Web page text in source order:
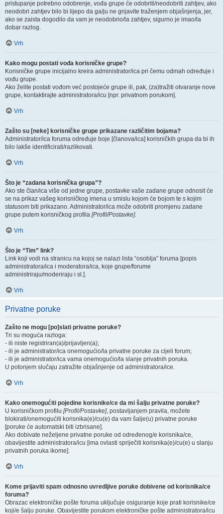
pristupanje potrebno odobrenje, vođa grupe će odobriti/neodobriti zahtjev, ako
neodobri zahtjev bilo bi lijepo da ga/ju ne gnjavite traženjem objašnjenja, jer,
ako se zaista dogodilo da vam je neodobrio/la zahtjev, sigurno je imao/la
dobar razlog.
Vrh
Kako mogu postati vođa korisničke grupe?
Korisničke grupe inicijalno kreira administrator/ica pri čemu odmah određuje i
vođu grupe.
Ako želite postati vođom već postojeće grupe ili, pak, (za)tražiti otvaranje nove
grupe, kontaktirajte administratora/icu [npr. privatnom porukom].
Vrh
Zašto su [neke] korisničke grupe prikazane različitim bojama?
Administrator/ica foruma određuje boje [članova/ica] korisničkih grupa da bi ih
bilo lakše identificirati/razlikovati.
Vrh
Što je “zadana korisnička grupa”?
Ako ste član/ica više od jedne grupe, postavke vaše zadane grupe odnosit će
se na prikaz vašeg korisničkog imena u smislu kojom će bojom te s kojim
statusom biti prikazano. Administrator/ica može odobriti promjenu zadane
grupe putem korisničkog profila [Profil/Postavke].
Vrh
Što je “Tim” link?
Link koji vodi na stranicu na kojoj se nalazi lista “osoblja” foruma [popis
administratora/ica i moderatora/ica, koje grupe/forume
administriraju/moderiraju i sl.].
Vrh
Privatne poruke
Zašto ne mogu [po]slati privatne poruke?
Tri su moguća razloga:
- ili niste registriran(a)/prijavljen(a);
- ili je administrator/ica onemogućio/la privatne poruke za cijeli forum;
- ili je administrator/ica vama onemogućio/la slanje privatnih poruka.
U potonjem slučaju zatražite objašnjenje od administratora/ice.
Vrh
Kako onemogućiti pojedine korisnike/ce da mi šalju privatne poruke?
U korisničkom profilu [Profil/Postavke], postavljanjem pravila, možete
blokirati/onemogućiti korisnika(e)/cu(e) da vam šalje(u) privatne poruke
[poruke će automatski biti izbrisane].
Ako dobivate neželjene privatne poruke od određenog/e korisnika/ce,
obavijestite administratora/icu [ima ovlasti spriječiti korisnika(e)/cu(e) u slanju
privatnih poruka ikome].
Vrh
Kome prijaviti spam odnosno uvredljive poruke dobivene od korisnika/ce
foruma?
Obrazac elektroničke pošte foruma uključuje osiguranje koje prati korisnike/ce
koji/e šalju poruke. Obavijestite porukom elektroničke pošte administratora/icu